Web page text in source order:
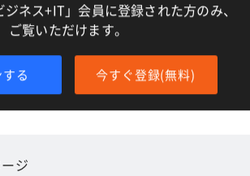
ネス+IT」会員に登録された方のみ、
ご覧いただけます。
る 今すぐ登録(無料)
ジ